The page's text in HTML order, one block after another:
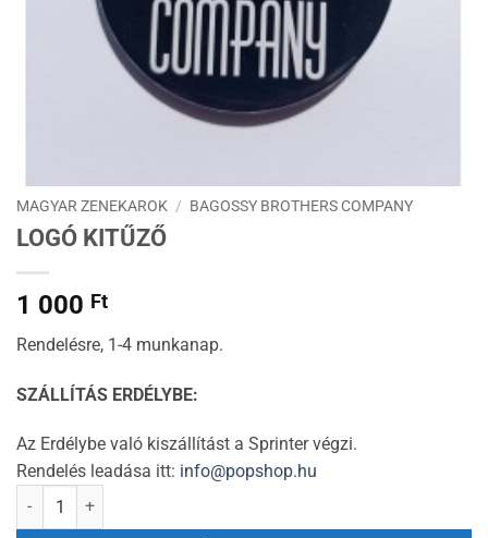
MAGYAR ZENEKAROK / BAGOSSY BROTHERS COMPANY
LOGÓ KITŰZŐ
1 000 Ft
Rendelésre, 1-4 munkanap.
SZÁLLÍTÁS ERDÉLYBE:
Az Erdélybe való kiszállítást a Sprinter végzi.
Rendelés leadása itt: info@popshop.hu
Logó kitűző mennyiség